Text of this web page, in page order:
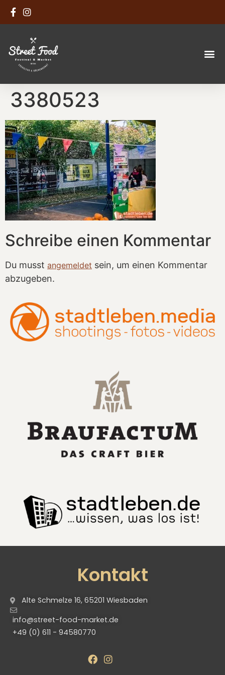
3380523
Schreibe einen Kommentar
Du musst angemeldet sein, um einen Kommentar
abzugeben.
Kontakt
Alte Schmelze 16, 65201 Wiesbaden
info@street-food-market.de
+49 (0) 611 - 94580770